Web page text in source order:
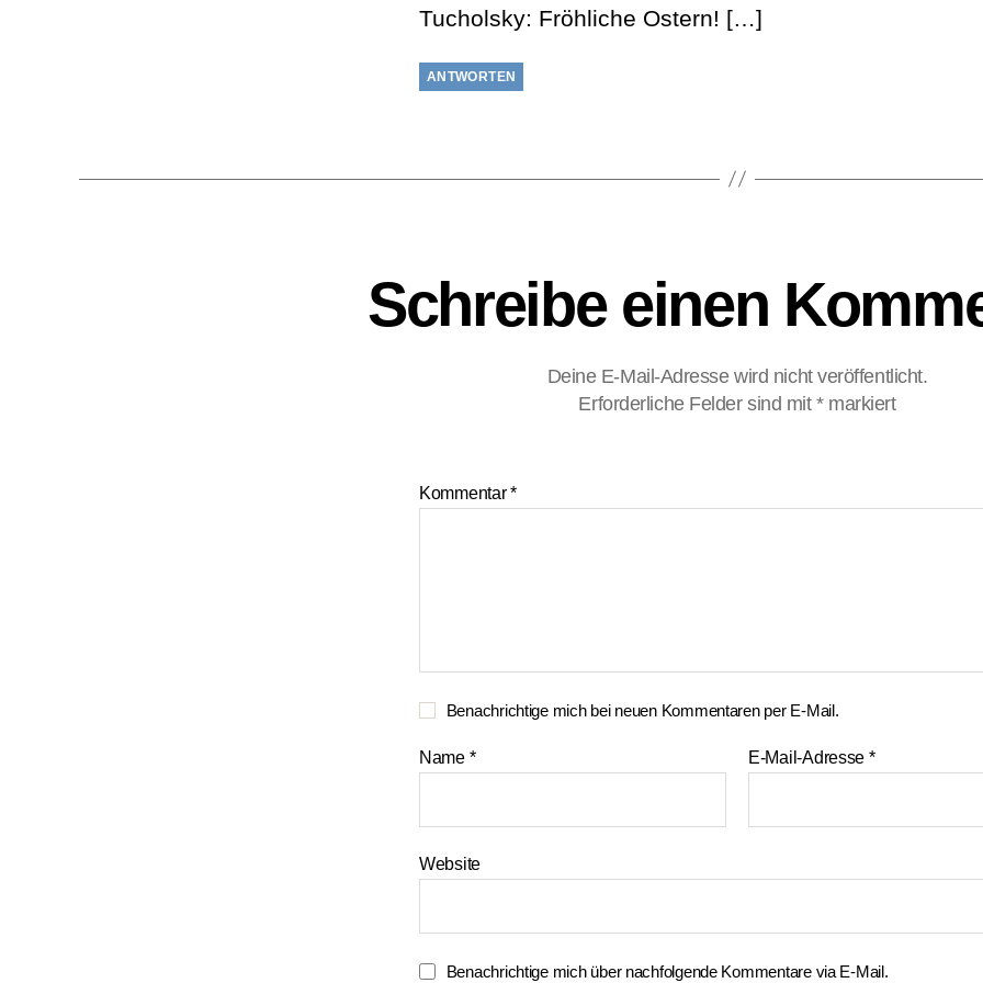
Tucholsky: Fröhliche Ostern! […]
ANTWORTEN
Schreibe einen
Deine E-Mail-Adresse wird nicht veröffentlicht.
Erforderliche Felder sind mit *markiert
Kommentar*
Benachrichtige mich bei neuen Kommentaren per E-Mail.
Name * E-Mail-Adresse *
Website
Benachrichtige mich über nachfolgende Kommentare via E-Mail.